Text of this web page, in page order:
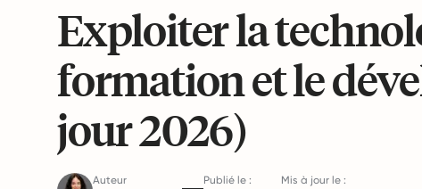
Exploiter la
formation et le
jour 2026)
Auteur Publié le : Mis à jour le :